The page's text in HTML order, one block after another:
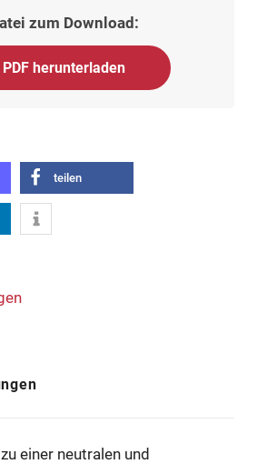
zum Download:
PDF herunterladen
teilen
einer neutralen und